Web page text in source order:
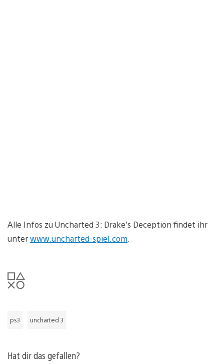
Alle Infos zu Uncharted 3: Drake’s Deception findet ihr
unterwww.uncharted-spiel.com
ps3 uncharted 3
Hat dir das gefallen?